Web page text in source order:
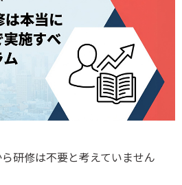
研修は不要と考えていません